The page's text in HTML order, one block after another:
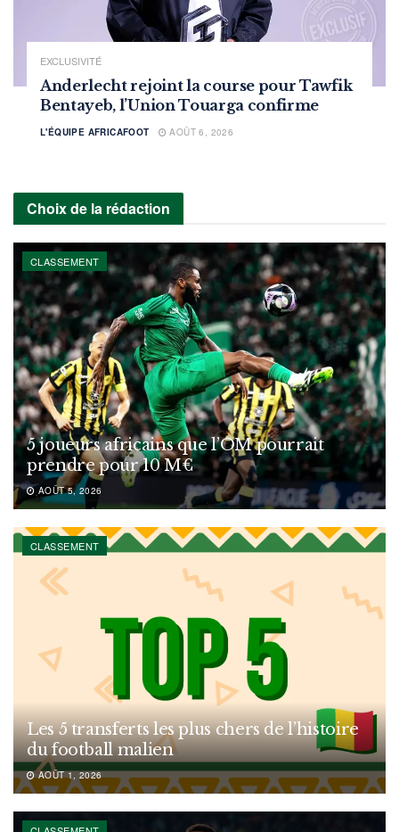
EXCLUSIVITÉ
Anderlecht rejoint la course pour Tawfik
Bentayeb, l’Union Touarga confirme
L'ÉQUIPE AFRICAFOOT AOÛT 6, 2026
Choix de la rédaction
CLASSEMENT
5 joueurs africains que l’OM pourrait
prendre pour 10 M€
AOÛT 5, 2026
CLASSEMENT
Les 5 transferts les plus chers de l’histoire
du football malien
AOÛT 1, 2026